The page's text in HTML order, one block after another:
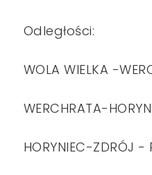
Odległości:
WOLA WIELKA -
WERCHRATA-
HORYNIEC-ZDRÓJ -